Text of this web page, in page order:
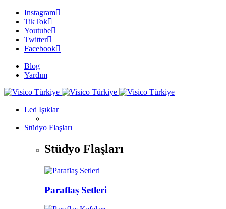
Instagram
TikTok
Youtube
Twitter
Facebook
Blog
Yardım
Led Işıklar
Stüdyo Flaşları
Stüdyo Flaşları
Paraflaş Setleri